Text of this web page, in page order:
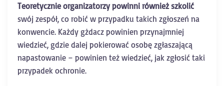
Teoretycznie organizatorzy powinni również szkolić
swój zespół, co robić w przypadku takich zgłoszeń na
konwencie. Każdy gżdacz powinien przynajmniej
wiedzieć, gdzie dalej pokierować osobę zgłaszającą
napastowanie – powinien też wiedzieć, jak zgłosić taki
przypadek ochronie.